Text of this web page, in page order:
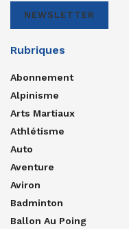
NEWSLETTER
Rubriques
Abonnement
Alpinisme
Arts Martiaux
Athlétisme
Auto
Aventure
Aviron
Badminton
Ballon Au Poing